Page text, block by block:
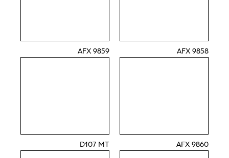
9858 AFX
9859 AFX
9860 AFX
D107 MT